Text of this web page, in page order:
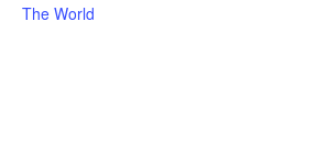
The World